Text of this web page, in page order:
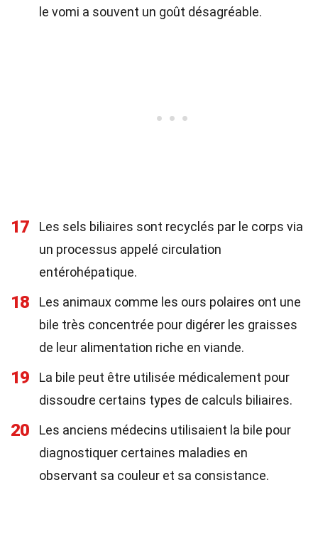
le vomi a souvent un goût désagréable.
17
Les sels biliaires sont recyclés par le corps via
un processus appelé circulation
entérohépatique.
18
Les animaux comme les ours polaires ont une
bile très concentrée pour digérer les graisses
de leur alimentation riche en viande.
19
La bile peut être utilisée médicalement pour
dissoudre certains types de calculs biliaires.
20
Les anciens médecins utilisaient la bile pour
diagnostiquer certaines maladies en
observant sa couleur et sa consistance.